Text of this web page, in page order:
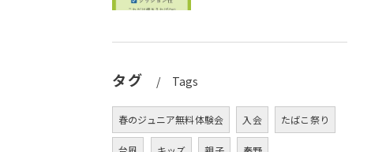
タグ Tags
春のジュニア無料体験会 入会 たばこ祭り